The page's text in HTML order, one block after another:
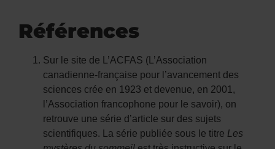
Références
Sur le site de L’ACFAS (L’Association
canadienne-française pour l’avancement des
sciences crée en 1923 et devenue, en 2001,
l’Association francophone pour le savoir), on
retrouve une série d’article sur des sujets
scientifiques. La série publiée sous le titre Les